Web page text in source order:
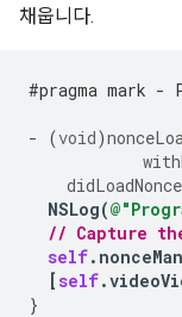
채웁니다.
#pragma mark -
- (void)
NSLog(
// Capture
self.
[ self.
}